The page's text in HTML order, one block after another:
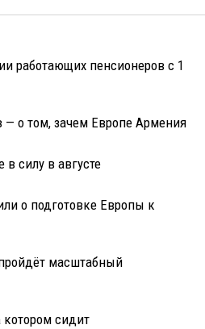
работающих пенсионеров с 1
о том, зачем Европе Армения
силу в августе
о подготовке Европы к
масштабный
котором сидит